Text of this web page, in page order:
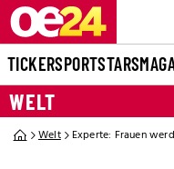
TICKERSPORTSTARS
WELT
Welt Experte: Frauen